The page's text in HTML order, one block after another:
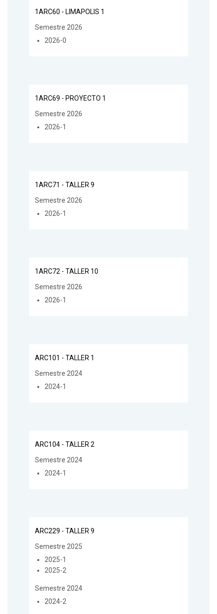
1ARC60 - LIMAPOLIS 1
Semestre 2026
2026-0
1ARC69 - PROYECTO 1
Semestre 2026
2026-1
1ARC71 - TALLER 9
Semestre 2026
2026-1
1ARC72 - TALLER 10
Semestre 2026
2026-1
ARC101 - TALLER 1
Semestre 2024
2024-1
ARC104 - TALLER 2
Semestre 2024
2024-1
ARC229 - TALLER 9
Semestre 2025
2025-1
2025-2
Semestre 2024
2024-2